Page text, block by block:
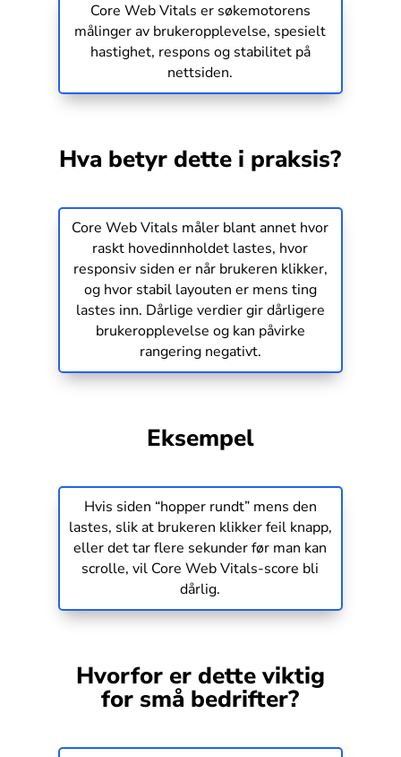
Referanser
Portefølje
Gartit
Creative
Kontakt oss
Core Web Vitals er søkemotorens
målinger av brukeropplevelse, spesielt
hastighet, respons og stabilitet på
nettsiden.
Hva betyr dette i praksis?
Core Web Vitals måler blant annet hvor
raskt hovedinnholdet lastes, hvor
responsiv siden er når brukeren klikker,
og hvor stabil layouten er mens ting
lastes inn. Dårlige verdier gir dårligere
brukeropplevelse og kan påvirke
rangering negativt.
Eksempel
Hvis siden “hopper rundt” mens den
lastes, slik at brukeren klikker feil knapp,
eller det tar flere sekunder før man kan
scrolle, vil Core Web Vitals-score bli
dårlig.
Hvorfor er dette viktig
for små bedrifter?